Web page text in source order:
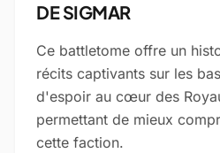
DE SIGMAR
Ce battletome offre un
récits captivants sur les
d'espoir au cœur des
permettant de mieux
cette faction.